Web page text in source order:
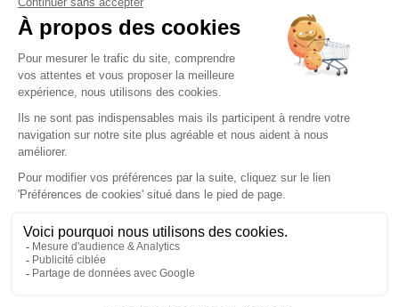
ℹ️Note :les codes promotionnels ne sont pas
valables sur ce titre.
Présentation du magazine Le Pays Briard
Découvrez "Le Courrier de la Brie", votre source
incontournable pour toute l'actualité locale des
communes de Tournan-en-Brie, Rozay-en-Brie,
Coulommiers, Rebais et leurs environs. Ce magazine
s'adresse à tous ceux qui souhaitent rester connectés à la
vie de leur région. Avec un regard attentif et une plume
experte, notre équipe de journalistes passionnés vous
propose un contenu varié et captivant, allant des dernières